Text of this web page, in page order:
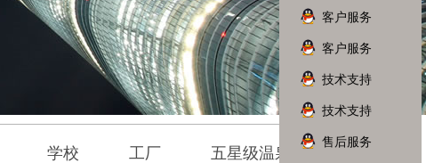
学校 工厂 五星级温泉 其它
客户服务
客户服务
技术支持
技术支持
售后服务